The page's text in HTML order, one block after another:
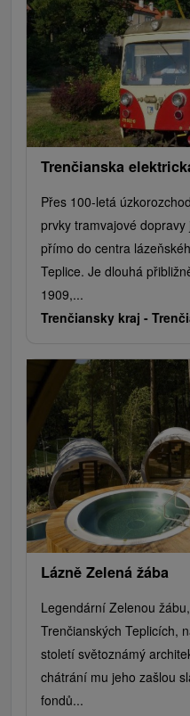
Trenčianska
Přes 100-letá
prvky tramvajové
přímo do centra
Teplice. Je dlouhá
1909,...
Trenčiansky kraj -
Lázně Zelená žába
Legendární Zelenou
Trenčianských Teplicích,
století světoznámý
chátrání mu jeho zašlou
fondů...